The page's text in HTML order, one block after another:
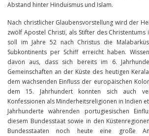
Abstand hinter Hinduismus und Islam.
Nach christlicher Glaubensvorstellung wird der
zwölf Apostel Christi, als Stifter des Christentums
soll im Jahre 52 nach Christus die
Subkontinents per Schiff erreicht haben.
davon aus, dass sich bereits im 6.
Gemeinschaften an der Küste des heutigen
dem wachsenden Einfluss der europäischen
dem 15. Jahrhundert konnten sich auch
Konfessionen als Minderheitsreligionen in Indien
Jahrhunderte währenden portugiesischen
diesem Bundesstaat sowie in den
Bundesstaaten noch heute eine große